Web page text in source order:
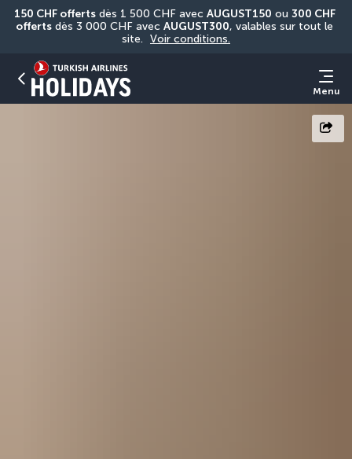
150 CHF offerts dès 1 500 CHF avec AUGUST150 ou 300 CHF
offerts dès 3 000 CHF avec AUGUST300, valables sur tout le
site. Voir conditions.
Menu